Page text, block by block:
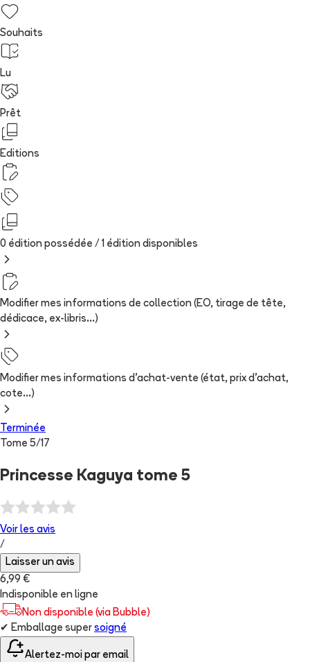
Souhaits
Lu
Prêt
Editions
0 édition possédée / 1 édition disponibles
Modifier mes informations de collection (EO, tirage de tête,
dédicace, ex-libris...)
Modifier mes informations d'achat-vente (état, prix d'achat,
cote...)
Terminée
Tome 5/17
Princesse Kaguya tome 5
Voir les avis
/
Laisser un avis
6,99 €
Indisponible en ligne
Non disponible (via Bubble)
✔ Emballage super soigné
Alertez-moi par email